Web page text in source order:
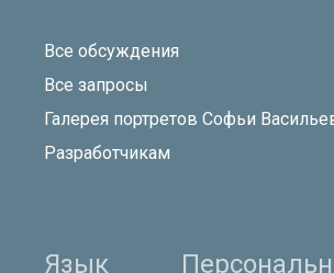
Все обсуждения
Все запросы
Галерея портретов Софьи
Разработчикам
Язык